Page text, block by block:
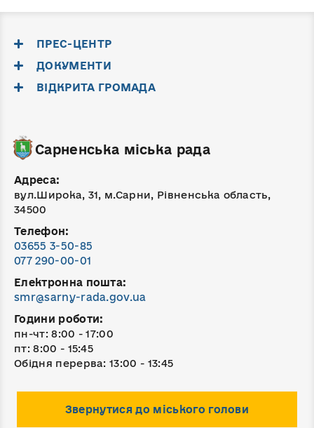
ПРЕС-ЦЕНТР
ДОКУМЕНТИ
ВІДКРИТА ГРОМАДА
Сарненська міська рада
Адреса:
вул.Широка, 31, м.Сарни, Рівненська область,
34500
Телефон:
03655 3-50-85
077 290-00-01
Електронна пошта:
smr@sarny-rada.gov.ua
Години роботи:
пн-чт: 8:00 - 17:00
пт: 8:00 - 15:45
Обідня перерва: 13:00 - 13:45
Звернутися до міського голови